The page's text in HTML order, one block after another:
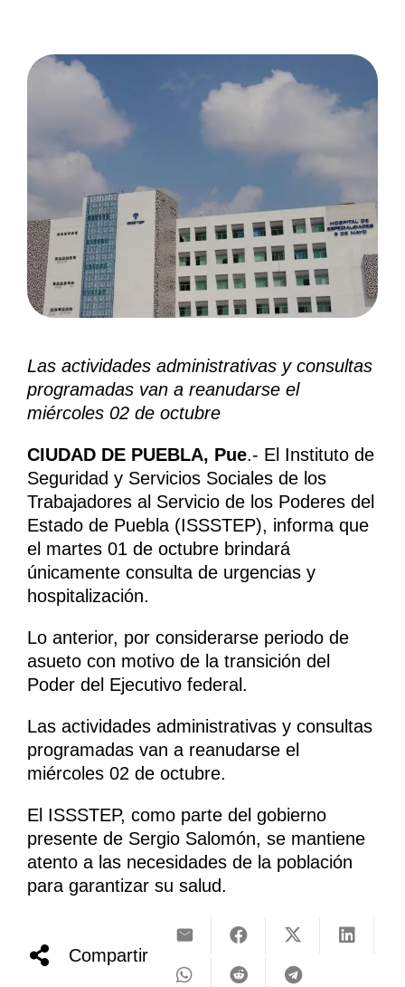
Las actividades administrativas y consultas
programadas van a reanudarse el
miércoles 02 de octubre
CIUDAD DE PUEBLA, Pue.- El Instituto de
Seguridad y Servicios Sociales de los
Trabajadores al Servicio de los Poderes del
Estado de Puebla (ISSSTEP), informa que
el martes 01 de octubre brindará
únicamente consulta de urgencias y
hospitalización.
Lo anterior, por considerarse periodo de
asueto con motivo de la transición del
Poder del Ejecutivo federal.
Las actividades administrativas y consultas
programadas van a reanudarse el
miércoles 02 de octubre.
El ISSSTEP, como parte del gobierno
presente de Sergio Salomón, se mantiene
atento a las necesidades de la población
para garantizar su salud.
Compartir